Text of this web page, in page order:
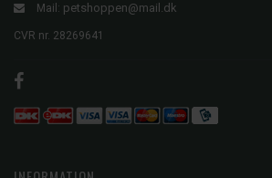
Mail: petshoppen@mail.dk
CVR nr. 28269641